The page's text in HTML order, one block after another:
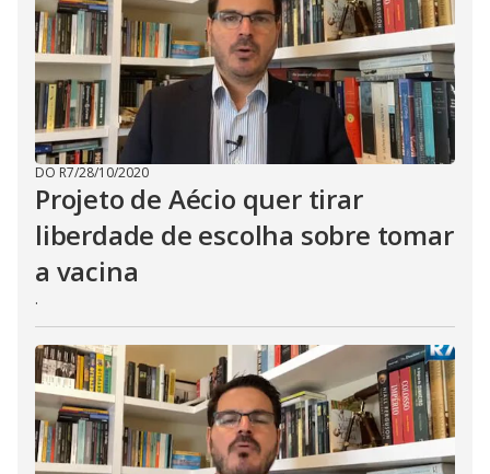
DO R7/28/10/2020
Projeto de Aécio quer tirar
liberdade de escolha sobre tomar
a vacina
.